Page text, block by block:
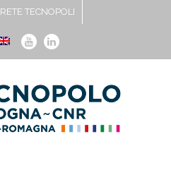
RETE TECNOPOLI